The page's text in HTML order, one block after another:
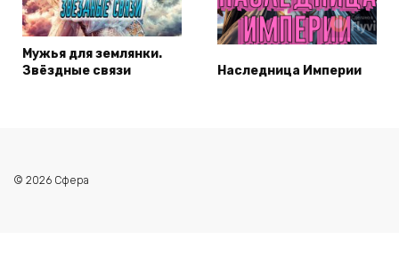
Мужья для землянки.
Звёздные связи
Наследница Империи
© 2026 Сфера